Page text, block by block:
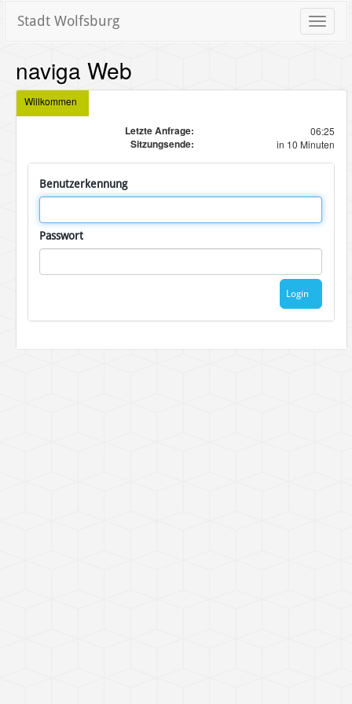
Toggle
Stadt Wolfsburg
naviga Web
Willkommen
Letzte Anfrage: 06:25
Sitzungsende: in 10 Minuten
Benutzerkennung
Passwort